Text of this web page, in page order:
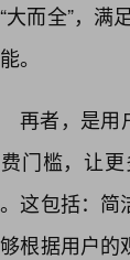
大而全”，满
。
再者，是用
门槛，让
这包括：简
根据用户的